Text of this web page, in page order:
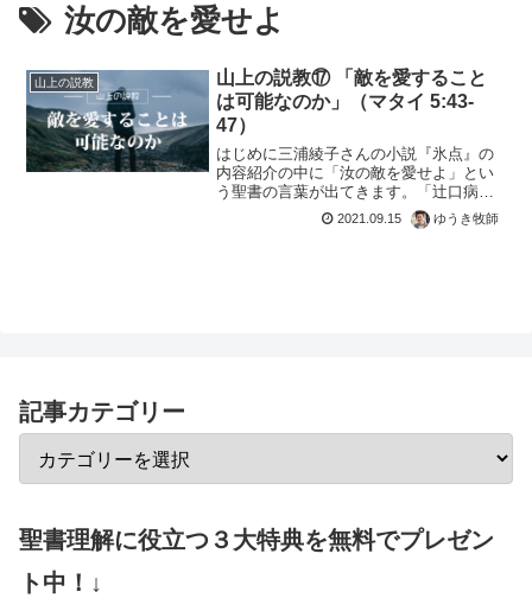
汝の敵を愛せよ
山上の説教
山上の説教⑰ 「敵を愛すること
は可能なのか」（マタイ 5:43-
47）
はじめに三浦綾子さんの小説『氷点』の
内容紹介の中に「汝の敵を愛せよ」とい
う聖書の言葉が出てきます。「辻口病院
長夫人・夏枝が青年医師・村井と逢い引
きしている間に、3歳の娘ルリ子は殺害さ
2021.09.15 ゆうき牧師
記事カテゴリー
聖書理解に役立つ３大特典を無料でプレゼン
ト中！↓